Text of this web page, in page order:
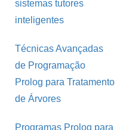
sistemas tutores
inteligentes
Técnicas Avançadas
de Programação
Prolog para Tratamento
de Árvores
Programas Prolog para